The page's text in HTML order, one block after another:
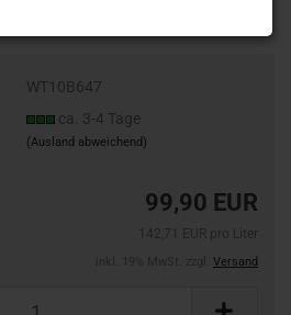
WT10B647
ca. 3-4 Tage
(Ausland abweichend)
99,90 EUR
Versand